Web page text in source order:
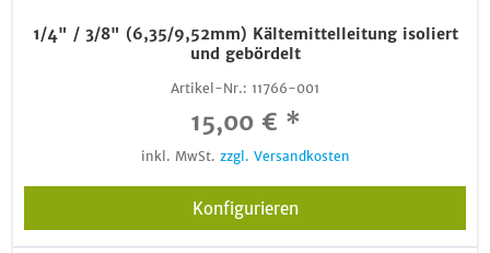
1/4" / 3/8" (6,35/9,52mm) Kältemittelleitung isoliert
und gebördelt
Artikel-Nr.: 11766-001
15,00 € *
inkl. MwSt. zzgl. Versandkosten
Konfigurieren